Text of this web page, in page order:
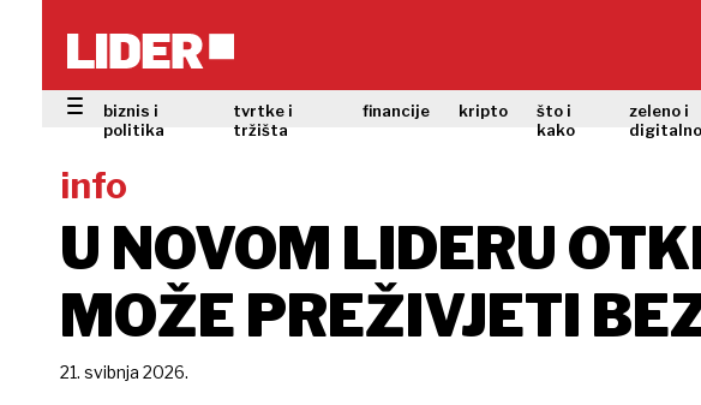
biznis i
politika
tvrtke i
tržišta
financije kripto
što i
kako
zeleno i
digitalno
info
U NOVOM LIDERU
MOŽE PREŽIVJETI
21. svibnja 2026.